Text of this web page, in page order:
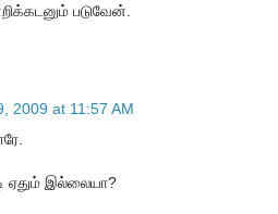
படுவேன்.
2009 at 11:57 AM
ஏதும் இல்லையா?